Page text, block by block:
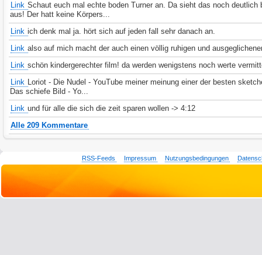
Link Schaut euch mal echte boden Turner an. Da sieht das noch deutlich
aus! Der hatt keine Körpers...
Link ich denk mal ja. hört sich auf jeden fall sehr danach an.
Link also auf mich macht der auch einen völlig ruhigen und
Link schön kindergerechter film! da werden wenigstens noch werte
Link Loriot - Die Nudel - YouTube meiner meinung einer der besten
Das schiefe Bild - Yo...
Link und für alle die sich die zeit sparen wollen -> 4:12
Alle 209 Kommentare
RSS-Feeds Impressum Nutzungsbedingungen